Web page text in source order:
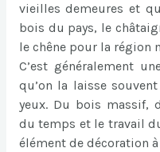
vieilles demeures et
bois du pays, le
le chêne pour la région
C’est généralement
qu’on la laisse
yeux. Du bois massif,
du temps et le travail
élément de décoration